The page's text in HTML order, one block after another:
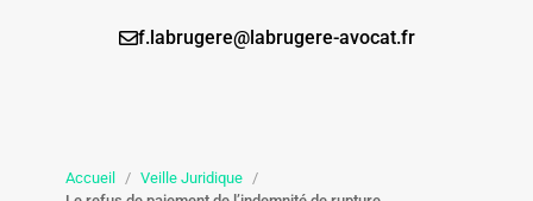
f.labrugere@labrugere-avocat.fr
Accueil / Veille Juridique /